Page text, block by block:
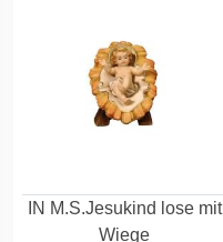
IN M.S.Jesukind lose mit
Wiege